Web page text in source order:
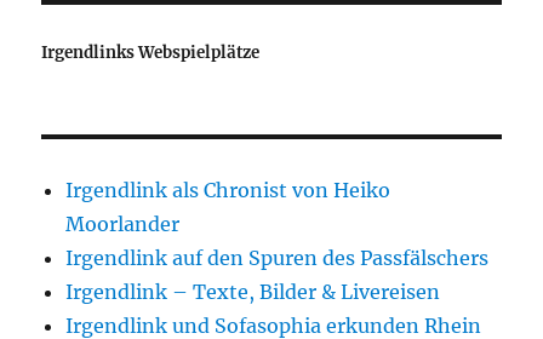
Irgendlinks Webspielplätze
Irgendlink als Chronist von Heiko
Moorlander
Irgendlink auf den Spuren des Passfälschers
Irgendlink – Texte, Bilder & Livereisen
Irgendlink und Sofasophia erkunden Rhein